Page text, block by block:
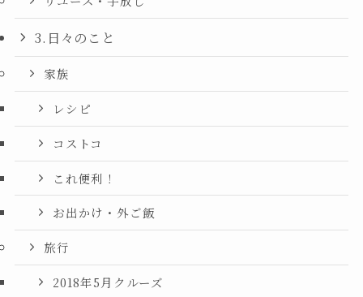
3.日々のこと
家族
レシピ
コストコ
これ便利！
お出かけ・外ご飯
旅行
2018年5月クルーズ